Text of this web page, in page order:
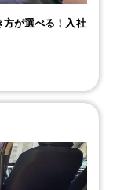
方が選べる！入社